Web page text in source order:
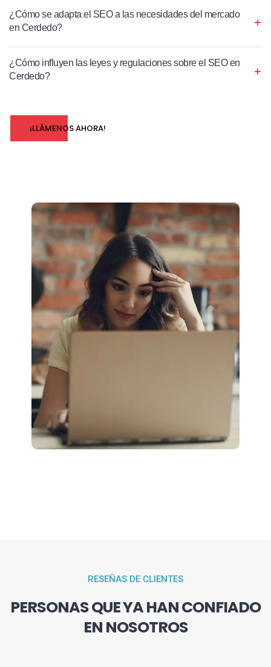
¿Cómo se adapta el SEO a las necesidades del mercado
en Cerdedo?
¿Cómo influyen las leyes y regulaciones sobre el SEO en
Cerdedo?
¡LLÁMENOS AHORA!
RESEÑAS DE CLIENTES
PERSONAS QUE YA HAN CONFIADO
EN NOSOTROS